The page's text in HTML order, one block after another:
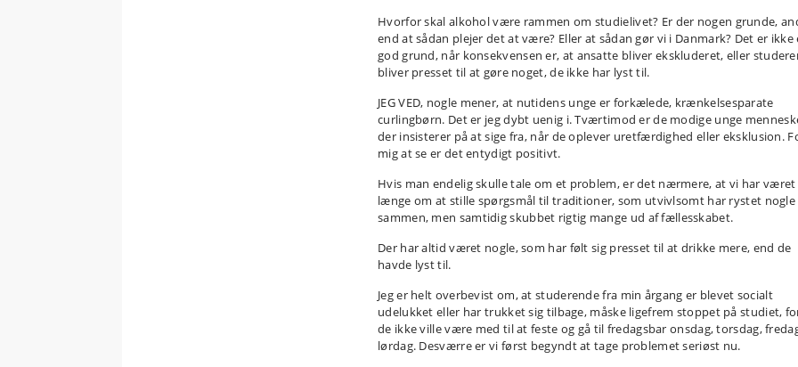
Hvorfor skal alkohol være rammen om studielivet? Er der nogen grunde,
end at sådan plejer det at være? Eller at sådan gør vi i Danmark? Det er ikke
god grund, når konsekvensen er, at ansatte bliver ekskluderet, eller
bliver presset til at gøre noget, de ikke har lyst til.
JEG VED, nogle mener, at nutidens unge er forkælede, krænkelsesparate
curlingbørn. Det er jeg dybt uenig i. Tværtimod er de modige unge
der insisterer på at sige fra, når de oplever uretfærdighed eller eksklusion.
mig at se er det entydigt positivt.
Hvis man endelig skulle tale om et problem, er det nærmere, at vi har været
længe om at stille spørgsmål til traditioner, som utvivlsomt har rystet nogle
sammen, men samtidig skubbet rigtig mange ud af fællesskabet.
Der har altid været nogle, som har følt sig presset til at drikke mere, end de
havde lyst til.
Jeg er helt overbevist om, at studerende fra min årgang er blevet socialt
udelukket eller har trukket sig tilbage, måske ligefrem stoppet på studiet,
de ikke ville være med til at feste og gå til fredagsbar onsdag, torsdag,
lørdag. Desværre er vi først begyndt at tage problemet seriøst nu.